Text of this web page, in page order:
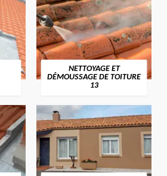
NETTOYAGE ET
DÉMOUSSAGE DE TOITURE
13